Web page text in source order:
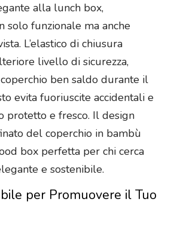
alla lunch box,
solo funzionale ma anche
L’elastico di chiusura
livello di sicurezza,
ben saldo durante il
evita fuoriuscite accidentali e
protetto e fresco. Il design
del coperchio in bambù
box perfetta per chi cerca
e sostenibile.
per Promuovere il Tuo